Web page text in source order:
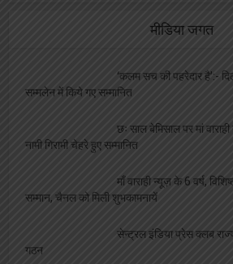
मीडिया जगत
‘कलम सच की पहरेदार है’:-
सम्मलेन में किये गए सम्मानित
छः साल बेमिसाल पर मां
नामी गिरामी चेहरे हुए सम्मानित
माँ वाराही न्यूज़ के 6 वर्ष,
सम्मान, चैनल को मिली शुभकामनायें
सेन्ट्रल इंडिया प्रेस क्लब
गठन